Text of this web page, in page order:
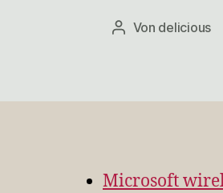
Beitragsautor
Von delicious
Microsoft